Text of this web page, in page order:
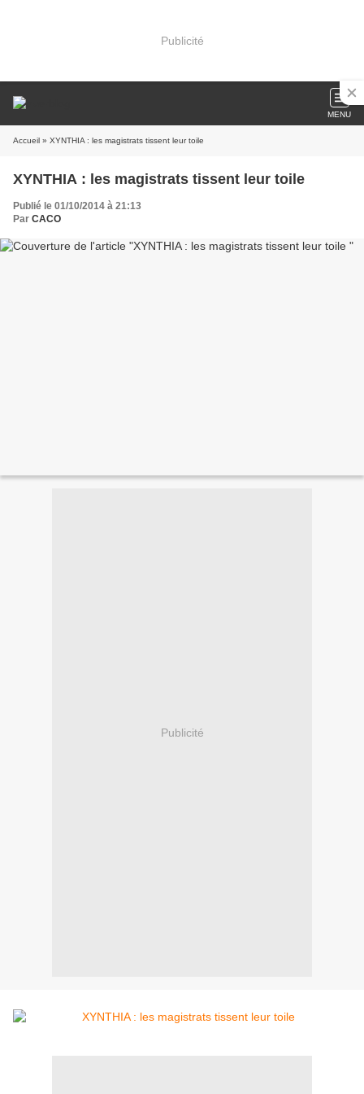
Publicité
MENU
Accueil » XYNTHIA : les magistrats tissent leur toile
XYNTHIA : les magistrats tissent leur toile
Publié le 01/10/2014 à 21:13
Par CACO
Publicité